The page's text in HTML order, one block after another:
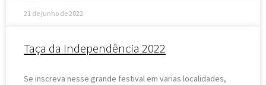
21 de junho de 2022
Taça da Independência 2022
Se inscreva nesse grande festival em varias localidades,